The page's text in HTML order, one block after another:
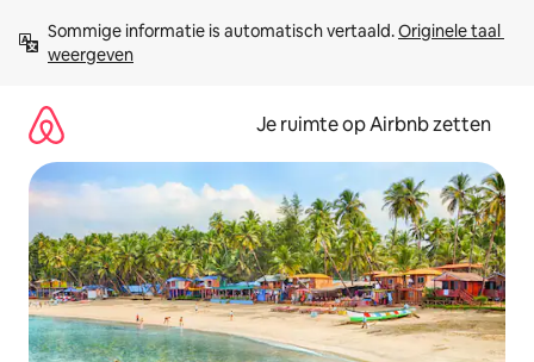
direct
naar
Sommige informatie is automatisch vertaald. Originele taal
weergeven
Je ruimte op Airbnb zetten